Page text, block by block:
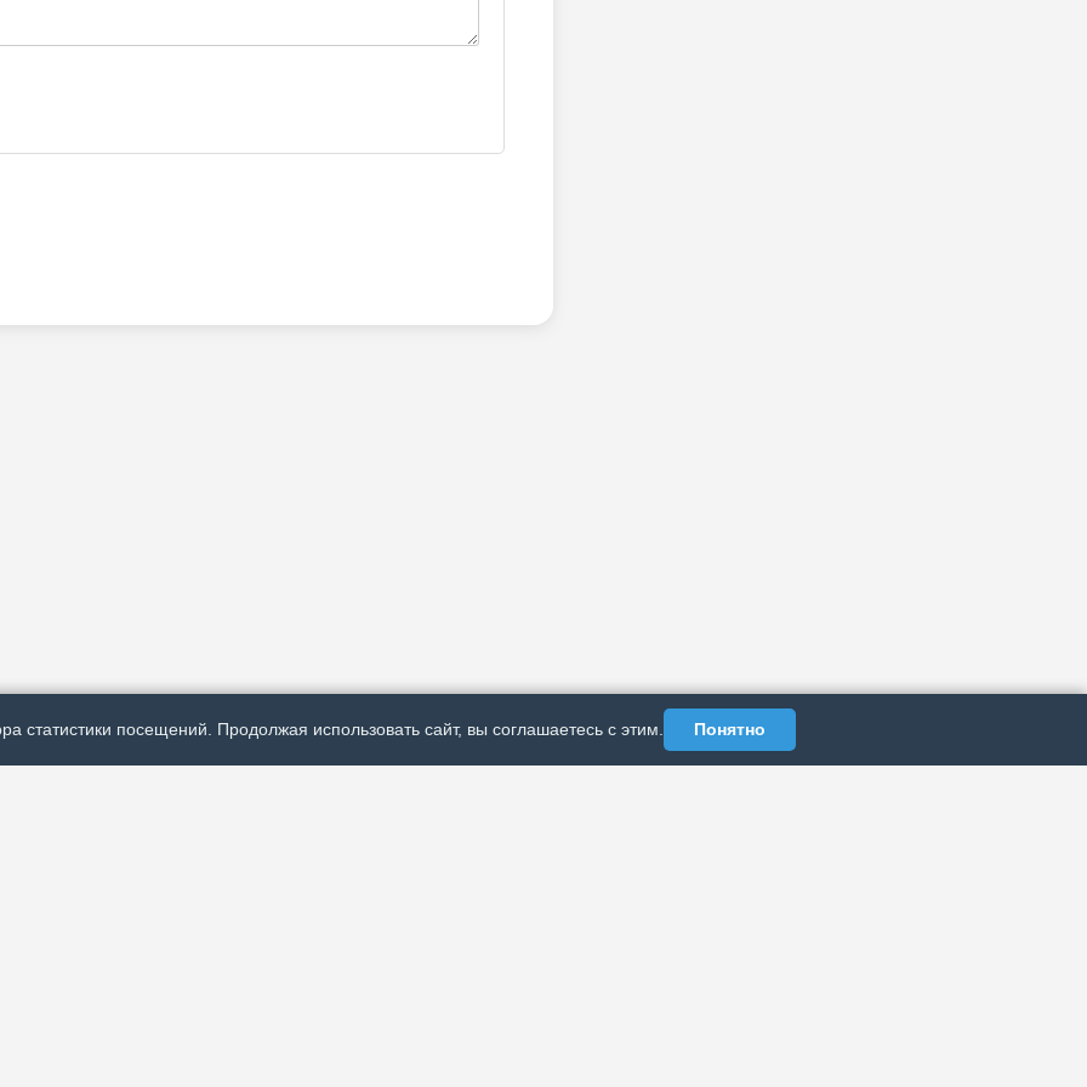
статистики посещений. Продолжая использовать сайт, вы соглашаетесь с этим. Понятно